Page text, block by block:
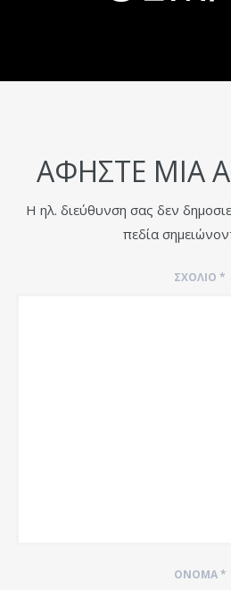
ΑΦΉΣΤΕ ΜΙΑ
Η ηλ. διεύθυνση σας δεν
πεδία
ΣΧΌΛΙΟ *
ΌΝΟΜΑ*